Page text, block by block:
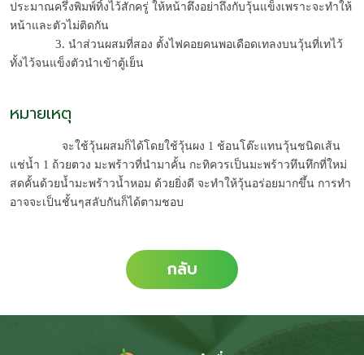
ประมาณครึ่งพิมพ์ทิ้งไว้สักครู่ ให้หน้าตึงอย่าถึงกับวุ้นแข็งเพราะจะทำให้
หน้าและตัวไม่ติดกัน
              3.
นำส่วนผสมที่สอง ตั้งไฟคอยคนพอเดือดเทลงบนวุ้นที่เทไว้
ทั้งไว้จนแข็งตัวนำเข้าตู้เย็น
หมายเหตุ
    จะใช้วุ้นผสมก็ได้โดยใช้วุ้นผง 1 ช้อนโต๊ะแทนวุ้นชนิดเส้น
แช่น้ำ 1 ถ้วยตวง มะพร้าวที่นำมาคั้น กะทิควรเป็นมะพร้าวทึนทึกที่ใหม่
สดคั้นด้วยน้ำมะพร้าวน้ำหอม ด้วยยิ่งดี จะทำให้วุ้นอร่อยมากขึ้น การทำ
อาจจะเป็นชั้นๆสลับกันก็ได้ตามชอบ
กลับ